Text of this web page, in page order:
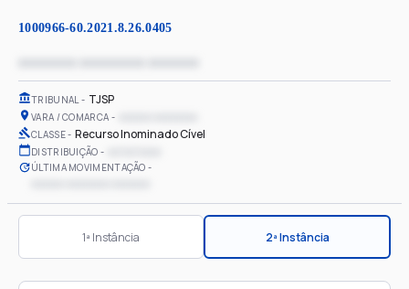
1000966-60.2021.8.26.0405
TRIBUNAL TJSP
VARA / COMARCA
CLASSE Recurso Inominado Cível
DISTRIBUIÇÃO
ÚLTIMA MOVIMENTAÇÃO
1ª Instância 2ª Instância